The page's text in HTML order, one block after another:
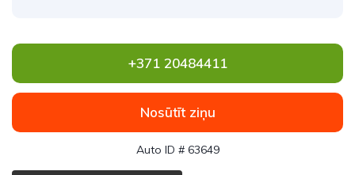
+371 20484411
Nosūtīt ziņu
Auto ID # 63649